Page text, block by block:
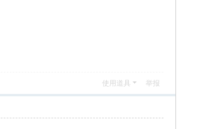
使用道具 举报